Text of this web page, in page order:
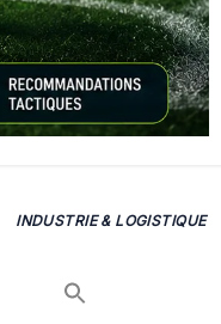
INDUSTRIE & LOGISTIQUE